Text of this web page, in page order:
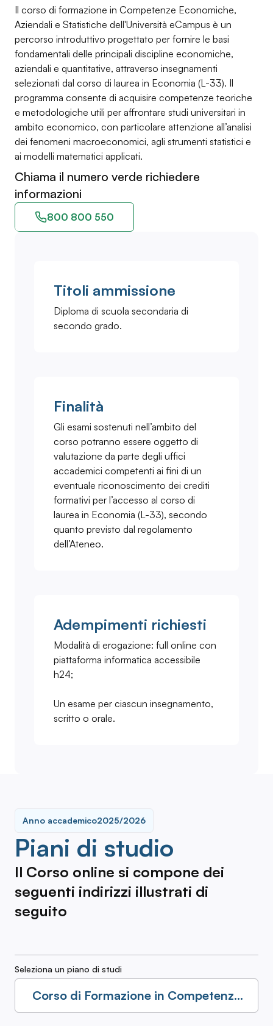
Il corso di formazione in Competenze Economiche,
Aziendali e Statistiche dell'Università eCampus è un
percorso introduttivo progettato per fornire le basi
fondamentali delle principali discipline economiche,
aziendali e quantitative, attraverso insegnamenti
selezionati dal corso di laurea in Economia (L-33). Il
programma consente di acquisire competenze teoriche
e metodologiche utili per affrontare studi universitari in
ambito economico, con particolare attenzione all’analisi
dei fenomeni macroeconomici, agli strumenti statistici e
ai modelli matematici applicati.
Chiama il numero verde richiedere
informazioni
800 800 550
Titoli ammissione
Diploma di scuola secondaria di
secondo grado.
Finalità
Gli esami sostenuti nell’ambito del
corso potranno essere oggetto di
valutazione da parte degli uffici
accademici competenti ai fini di un
eventuale riconoscimento dei crediti
formativi per l’accesso al corso di
laurea in Economia (L-33), secondo
quanto previsto dal regolamento
dell’Ateneo.
Adempimenti richiesti
Modalità di erogazione: full online con
piattaforma informatica accessibile
h24;
Un esame per ciascun insegnamento,
scritto o orale.
Piani di studio
Anno accademico2025/2026
Il Corso online si compone dei
seguenti indirizzi illustrati di
seguito
Seleziona un piano di studi
Corso di Formazione in Competenze
Economiche, Aziendali e Statistiche -